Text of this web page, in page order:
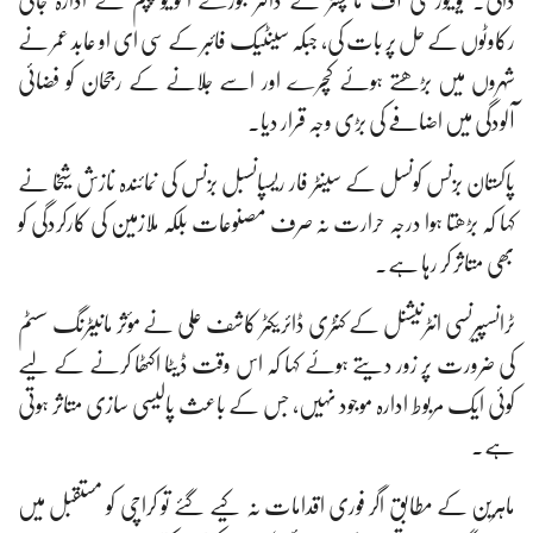
رکاوٹوں کے حل پر بات کی، جبکہ سینٹیک فائبر کے سی ای او عابد عمر نے
شہروں میں بڑھتے ہوئے کچرے اور اسے جلانے کے رجحان کو فضائی
آلودگی میں اضافے کی بڑی وجہ قرار دیا۔
پاکستان بزنس کونسل کے سینٹر فار ریسپانسبل بزنس کی نمائندہ نازش شیخا نے
کہا کہ بڑھتا ہوا درجہ حرارت نہ صرف مصنوعات بلکہ ملازمین کی کارکردگی کو
بھی متاثر کر رہا ہے۔
ٹرانسپیرنسی انٹرنیشنل کے کنٹری ڈائریکٹر کاشف علی نے مؤثر مانیٹرنگ سسٹم
کی ضرورت پر زور دیتے ہوئے کہا کہ اس وقت ڈیٹا اکٹھا کرنے کے لیے
کوئی ایک مربوط ادارہ موجود نہیں، جس کے باعث پالیسی سازی متاثر ہوتی
ہے۔
ماہرین کے مطابق اگر فوری اقدامات نہ کیے گئے تو کراچی کو مستقبل میں